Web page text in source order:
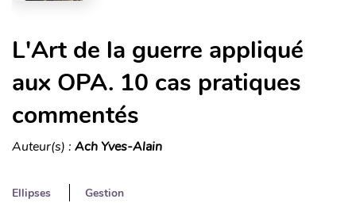
L'Art de la guerre appliqué
aux OPA. 10 cas pratiques
commentés
Auteur(s) : Ach Yves-Alain
Ellipses
Gestion